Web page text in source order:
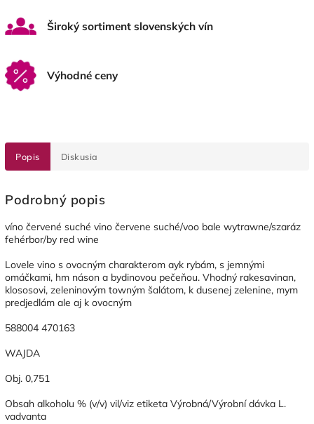
Široký sortiment slovenských vín
Výhodné ceny
Popis Diskusia
Podrobný popis
víno červené suché vino červene suché/voo bale wytrawne/szaráz
fehérbor/by red wine
Lovele vino s ovocným charakterom ayk rybám, s jemnými
omáčkami, hm náson a bydinovou pečeňou. Vhodný rakesavinan,
klososovi, zeleninovým towným šalátom, k dusenej zelenine, mym
predjedlám ale aj k ovocným
588004 470163
WAJDA
Obj. 0,751
Obsah alkoholu % (v/v) vil/viz etiketa Výrobná/Výrobní dávka L.
vadvanta